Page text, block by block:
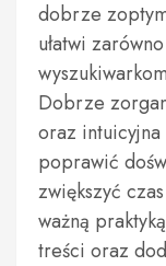
dobrze
ułatwi
Dobrze
oraz
poprawić
zwiększyć
ważną
treści oraz